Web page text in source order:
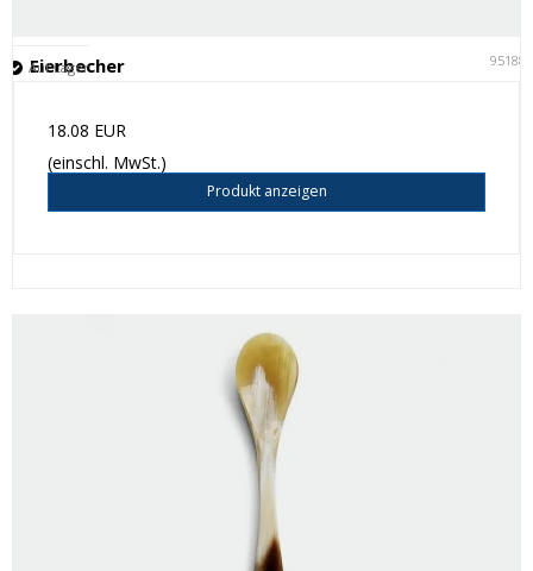
Eierbecher 95188
Auf Lager
18.08 EUR
(einschl. MwSt.)
Produkt anzeigen